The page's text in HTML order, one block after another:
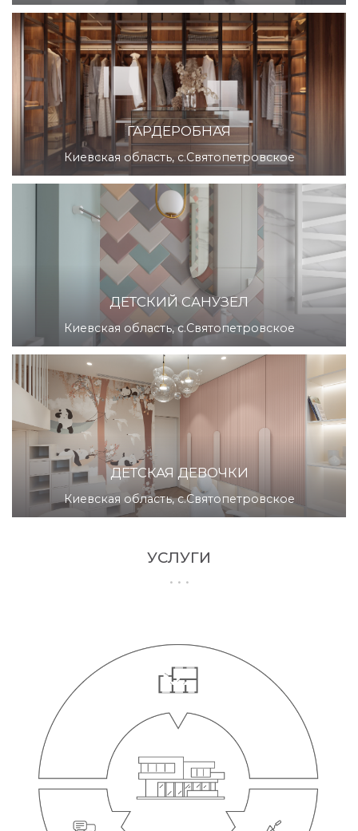
ГАРДЕРОБНАЯ
Киевская область, с.Святопетровское
ДЕТСКИЙ САНУЗЕЛ
Киевская область, с.Святопетровское
ДЕТСКАЯ ДЕВОЧКИ
Киевская область, с.Святопетровское
УСЛУГИ